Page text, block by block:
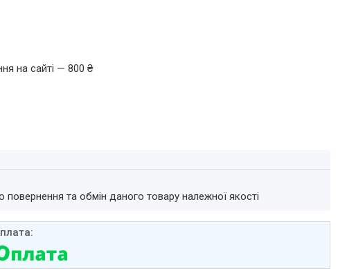
на сайті — 800 ₴
повернення та обмін даного товару належної якості